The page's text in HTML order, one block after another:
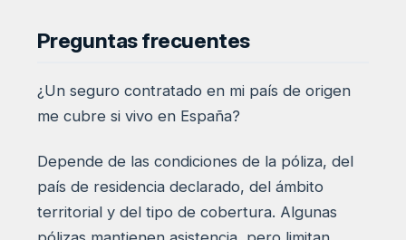
Preguntas frecuentes
¿Un seguro contratado en mi país de origen
me cubre si vivo en España?
Depende de las condiciones de la póliza, del
país de residencia declarado, del ámbito
territorial y del tipo de cobertura. Algunas